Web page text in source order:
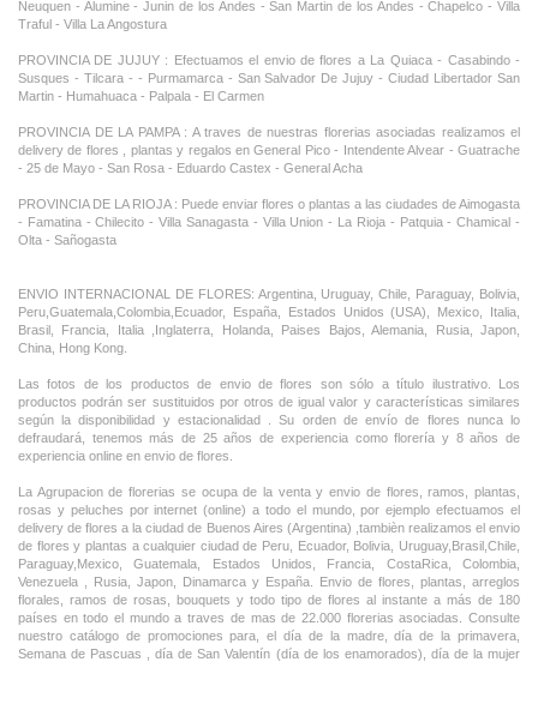
Neuquen - Alumine - Junin de los Andes - San Martin de los Andes - Chapelco - Villa
Traful - Villa La Angostura
PROVINCIA DE JUJUY : Efectuamos el envio de flores a La Quiaca - Casabindo -
Susques - Tilcara - - Purmamarca - San Salvador De Jujuy - Ciudad Libertador San
Martin - Humahuaca - Palpala - El Carmen
PROVINCIA DE LA PAMPA : A traves de nuestras florerias asociadas realizamos el
delivery de flores , plantas y regalos en General Pico - Intendente Alvear - Guatrache
- 25 de Mayo - San Rosa - Eduardo Castex - General Acha
PROVINCIA DE LA RIOJA : Puede enviar flores o plantas a las ciudades de Aimogasta
- Famatina - Chilecito - Villa Sanagasta - Villa Union - La Rioja - Patquia - Chamical -
Olta - Sañogasta
ENVIO INTERNACIONAL DE FLORES: Argentina, Uruguay, Chile, Paraguay, Bolivia,
Peru,Guatemala,Colombia,Ecuador, España, Estados Unidos (USA), Mexico, Italia,
Brasil, Francia, Italia ,Inglaterra, Holanda, Paises Bajos, Alemania, Rusia, Japon,
China, Hong Kong.
Las fotos de los productos de envio de flores son sólo a título ilustrativo. Los
productos podrán ser sustituidos por otros de igual valor y características similares
según la disponibilidad y estacionalidad . Su orden de envío de flores nunca lo
defraudará, tenemos más de 25 años de experiencia como florería y 8 años de
experiencia online en envio de flores.
La Agrupacion de florerias se ocupa de la venta y envio de flores, ramos, plantas,
rosas y peluches por internet (online) a todo el mundo, por ejemplo efectuamos el
delivery de flores a la ciudad de Buenos Aires (Argentina) ,tambièn realizamos el envio
de flores y plantas a cualquier ciudad de Peru, Ecuador, Bolivia, Uruguay,Brasil,Chile,
Paraguay,Mexico, Guatemala, Estados Unidos, Francia, CostaRica, Colombia,
Venezuela , Rusia, Japon, Dinamarca y España. Envio de flores, plantas, arreglos
florales, ramos de rosas, bouquets y todo tipo de flores al instante a más de 180
países en todo el mundo a traves de mas de 22.000 florerias asociadas. Consulte
nuestro catálogo de promociones para, el día de la madre, día de la primavera,
Semana de Pascuas , día de San Valentín (día de los enamorados), día de la mujer